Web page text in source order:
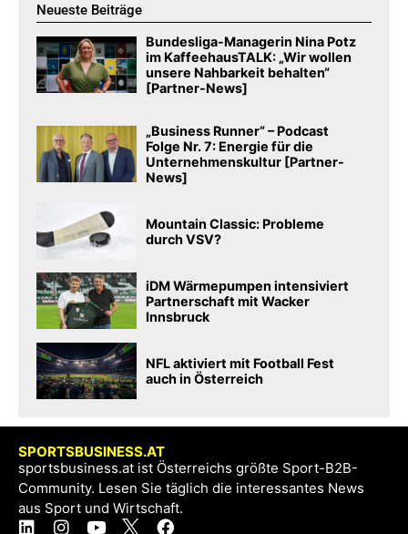
Neueste Beiträge
Bundesliga-Managerin Nina Potz
im KaffeehausTALK: „Wir wollen
unsere Nahbarkeit behalten“
[Partner-News]
„Business Runner“ – Podcast
Folge Nr. 7: Energie für die
Unternehmenskultur [Partner-
News]
Mountain Classic: Probleme
durch VSV?
iDM Wärmepumpen intensiviert
Partnerschaft mit Wacker
Innsbruck
NFL aktiviert mit Football Fest
auch in Österreich
SPORTSBUSINESS.AT
sportsbusiness.at ist Österreichs größte Sport-B2B-
Community. Lesen Sie täglich die interessantes News
aus Sport und Wirtschaft.